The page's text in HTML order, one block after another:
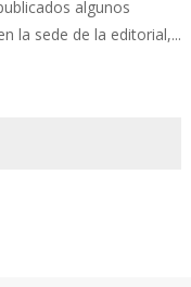
algunos
la sede de la editorial,...